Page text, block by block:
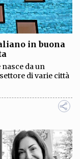
CONTATTI
in buona
da un
di varie città